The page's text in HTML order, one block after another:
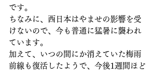
です。
ちなみに、西日本はやませの影響を受
けないので、今も普通に猛暑に襲われ
ています。
加えて、いつの間にか消えていた梅雨
前線も復活したようで、今後1週間ほど